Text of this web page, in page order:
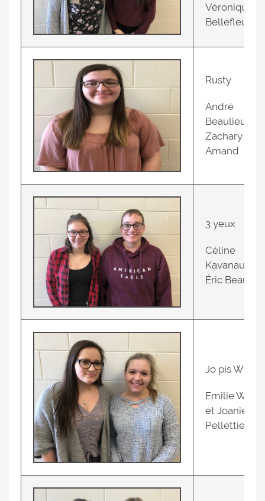
Véronique
Bellefleur
Rusty
André
Beaulieu et
Zachary St-
Amand
3 yeux
Céline
Kavanaugh
Éric Beaulieu
Jo pis Whop
Emilie
et Joanie
Pellettier